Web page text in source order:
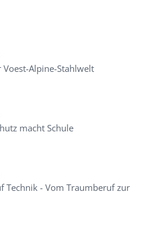
Voest-Alpine-Stahlwelt
macht Schule
Technik - Vom Traumberuf zur